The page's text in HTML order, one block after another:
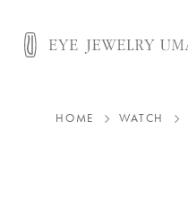
HOME WATCH